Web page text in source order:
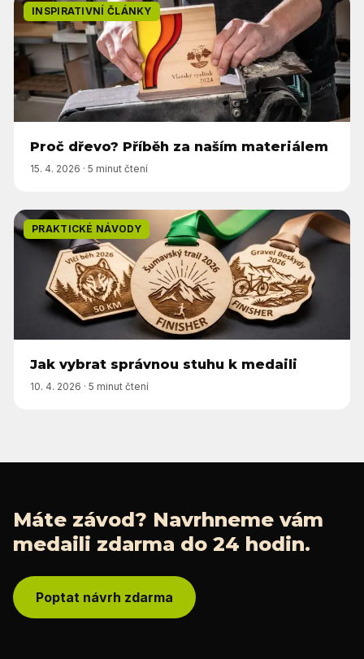
INSPIRATIVNÍ ČLÁNKY
Proč dřevo? Příběh za naším materiálem
15. 4. 2026 · 5 minut čtení
PRAKTICKÉ NÁVODY
Jak vybrat správnou stuhu k medaili
10. 4. 2026 · 5 minut čtení
Máte závod? Navrhneme vám
medaili zdarma do 24 hodin.
Poptat návrh zdarma